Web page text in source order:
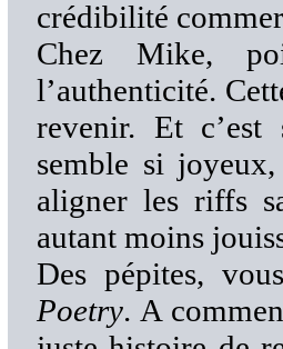
crédibilité
Chez Mike,
l’authenticité.
revenir. Et c’est
semble si
aligner les riffs
autant moins
Des pépites,
Poetry. A